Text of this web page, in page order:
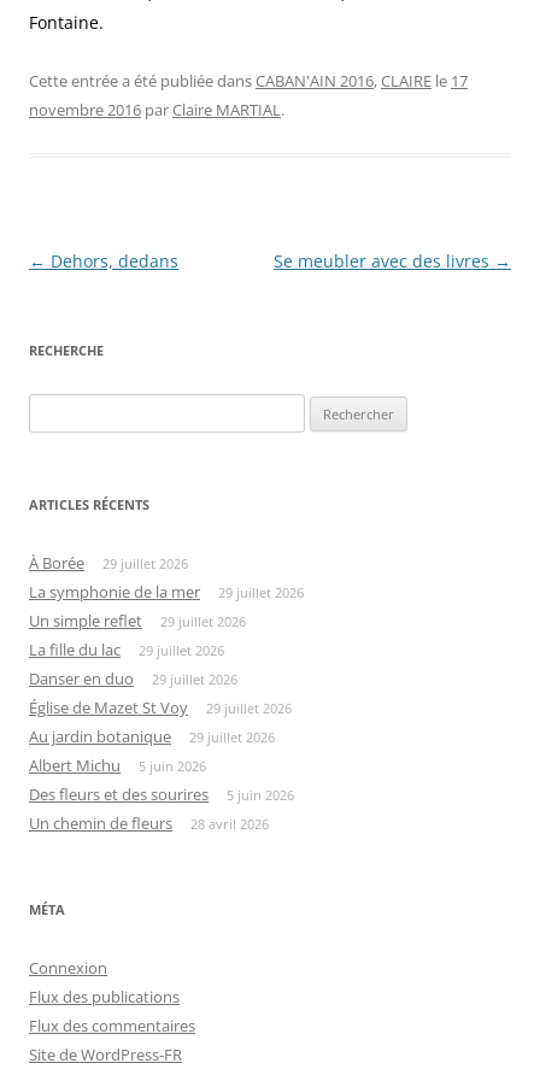
Fontaine.
Cette entrée a été publiée dansCABAN'AIN 2016,CLAIRE le 17
novembre 2016 parClaire MARTIAL.
Navigation
← Dehors, dedans Se meubler avec des livres →
RECHERCHE
ARTICLES RÉCENTS
À Borée 29 juillet 2026
La symphonie de la mer 29 juillet 2026
Un simple reflet 29 juillet 2026
La fille du lac 29 juillet 2026
Danser en duo 29 juillet 2026
Église de Mazet St Voy 29 juillet 2026
Au jardin botanique 29 juillet 2026
Albert Michu 5 juin 2026
Des fleurs et des sourires 5 juin 2026
Un chemin de fleurs 28 avril 2026
MÉTA
Connexion
Flux des publications
Flux des commentaires
Site de WordPress-FR